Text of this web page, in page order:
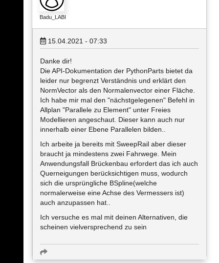
Badu_LABI
15.04.2021 - 07:33
Danke dir!
Die API-Dokumentation der PythonParts bietet da
leider nur begrenzt Verständnis und erklärt den
NormVector als den Normalenvector einer Fläche.
Ich habe mir mal den "nächstgelegenen" Befehl in
Allplan "Parallele zu Element" unter Freies
Modellieren angeschaut. Dieser kann auch nur
innerhalb einer Ebene Parallelen bilden..
Ich arbeite ja bereits mit SweepRail aber dieser
braucht ja mindestens zwei Fahrwege. Mein
Anwendungsfall Brückenbau erfordert das ich auch
Querneigungen berücksichtigen muss, wodurch
sich die ursprüngliche BSpline(welche
normalerweise eine Achse des Vermessers ist)
auch anzupassen hat..
Ich versuche es mal mit deinen Alternativen, die
scheinen vielversprechend zu sein